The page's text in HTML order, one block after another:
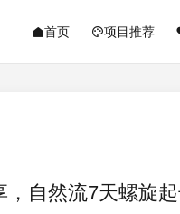
首页 项目推荐
自然流7天螺旋